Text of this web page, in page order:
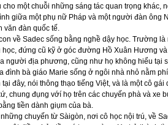
một chuỗi những sáng tác quan trọng khác,
giữa một phụ nữ Pháp và một người đàn ông
văn đàn quốc tế.
về Sadec sống bằng nghề dậy học. Trường là
đứng cũ kỹ ở góc đường Hồ Xuân Hương
người địa phương, cũng như họ không hiểu tại
đình bà giáo Marie sống ở ngôi nhà nhỏ nằm
đây, nói thông thạo tiếng Việt, và là một cô gái
chung đụng vớí họ trên các chuyến phà và xe
tiền dành giụm của bà.
chuyến từ Sàigòn, nơi cô học nội trú, về